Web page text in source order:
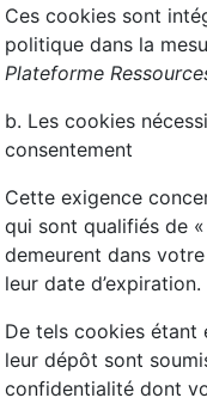
Ces cookies sont
politique dans la
Plateforme
b. Les cookies
consentement
Cette exigence
qui sont qualifiés de
demeurent dans
leur date d’expiration.
De tels cookies étant
leur dépôt sont
confidentialité dont